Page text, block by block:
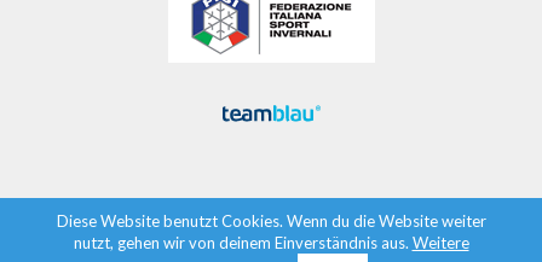
Diese Website benutzt Cookies. Wenn du die Website weiter
nutzt, gehen wir von deinem Einverständnis aus. Weitere